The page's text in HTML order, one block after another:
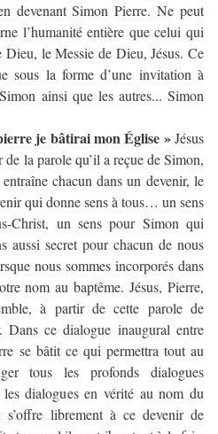
devenant Simon Pierre. Ne peut
l’humanité entière que celui qui
le Messie de Dieu, Jésus. Ce
sous la forme d’une invitation à
ainsi que les autres... Simon
je bâtirai mon Église » Jésus
la parole qu’il a reçue de Simon,
chacun dans un devenir, le
qui donne sens à tous… un sens
Christ, un sens pour Simon qui
aussi secret pour chacun de nous
nous sommes incorporés dans
nom au baptême. Jésus, Pierre,
à partir de cette parole de
Dans ce dialogue inaugural entre
se bâtit ce qui permettra tout au
tous les profonds dialogues
dialogues en vérité au nom du
librement à ce devenir de